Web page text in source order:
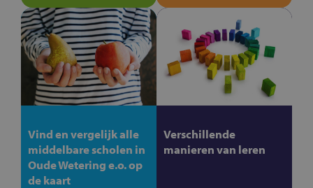
Vind en vergelijk alle
middelbare scholen in
Oude Wetering e.o. op
de kaart
Verschillende
manieren van leren